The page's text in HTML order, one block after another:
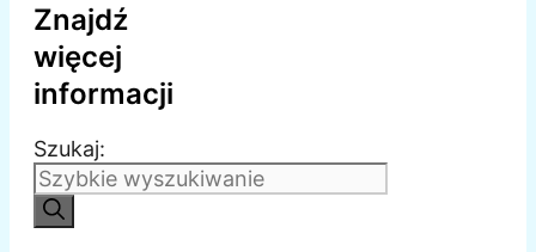
Znajdź
więcej
informacji
Szukaj: